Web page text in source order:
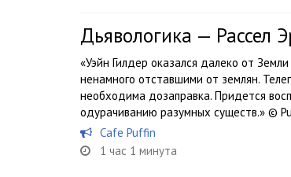
Дьявологика — Рассел
«Уэйн Гилдер оказался далеко от
ненамного отставшими от землян.
необходима дозаправка. Придется
одурачиванию разумных существ.» ©
Cafe Puffin
1 час 1 минута